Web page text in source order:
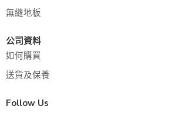
無縫地板
公司資料
如何購買
送貨及保養
Follow Us